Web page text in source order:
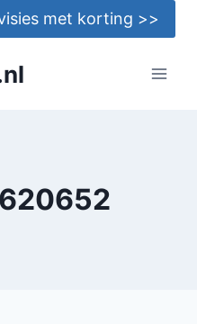
met korting >>